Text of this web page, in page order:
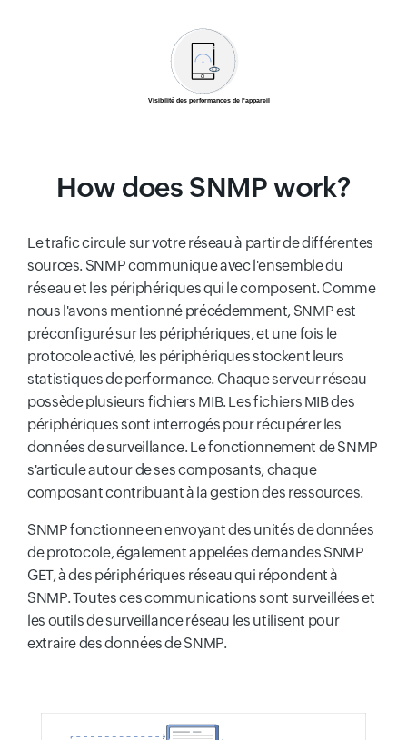
How does SNMP work?
Le trafic circule sur votre réseau à partir de différentes
sources. SNMP communique avec l'ensemble du
réseau et les périphériques qui le composent. Comme
nous l'avons mentionné précédemment, SNMP est
préconfiguré sur les périphériques, et une fois le
protocole activé, les périphériques stockent leurs
statistiques de performance. Chaque serveur réseau
possède plusieurs fichiers MIB. Les fichiers MIB des
périphériques sont interrogés pour récupérer les
données de surveillance. Le fonctionnement de SNMP
s'articule autour de ses composants, chaque
composant contribuant à la gestion des ressources.
SNMP fonctionne en envoyant des unités de données
de protocole, également appelées demandes SNMP
GET, à des périphériques réseau qui répondent à
SNMP. Toutes ces communications sont surveillées et
les outils de surveillance réseau les utilisent pour
extraire des données de SNMP.